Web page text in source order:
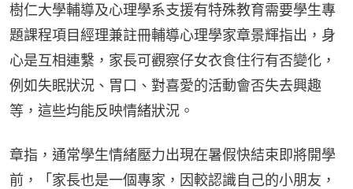
樹仁大學輔導及心理學系支援有特殊教育需要學生專
題課程項目經理兼註冊輔導心理學家章景輝指出，身
心是互相連繫，家長可觀察仔女衣食住行有否變化，
例如失眠狀況、胃口、對喜愛的活動會否失去興趣
等，這些均能反映情緒狀況。
章指，通常學生情緒壓力出現在暑假快結束即將開學
前，「家長也是一個專家，因較認識自己的小朋友，